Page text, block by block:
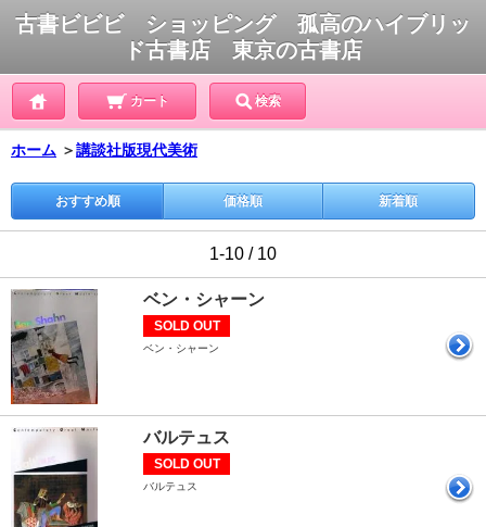
古書ビビビ ショッピング 孤高のハイブリッ
ド古書店 東京の古書店
カート 検索
ホーム ＞講談社版現代美術
おすすめ順 価格順 新着順
1-10 / 10
ベン・シャーン
SOLD OUT
ベン・シャーン
バルテュス
SOLD OUT
バルテュス